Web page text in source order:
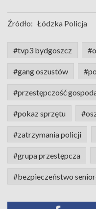
Źródło: Łódzka Policja
#tvp3 bydgoszcz
#gang oszustów
#przestępczość
#pokaz sprzętu
#zatrzymania policji
#grupa przestępcza
#bezpieczeństwo